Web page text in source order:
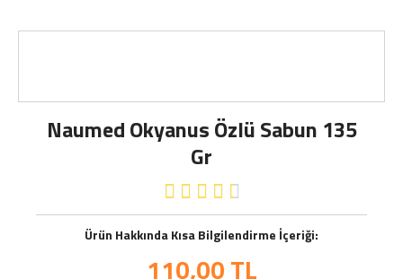
Naumed Okyanus Özlü Sabun 135
Gr
    
Ürün Hakkında Kısa Bilgilendirme İçeriği:
110,00TL